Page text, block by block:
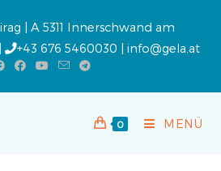
| A 5311 Innerschwand am
+43 676 5460030 | info@gela.at
0 MENÜ